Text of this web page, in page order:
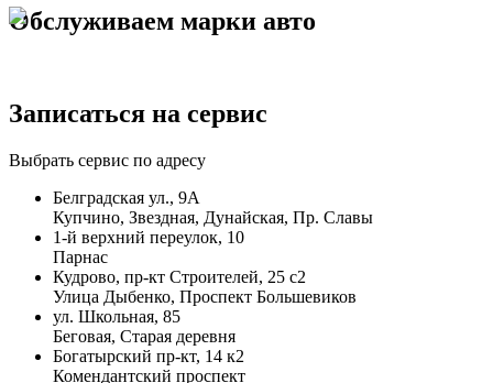
Обслуживаем марки авто
Записаться на сервис
Выбрать сервис по адресу
Белградская ул., 9А
Купчино, Звездная, Дунайская, Пр. Славы
1-й верхний переулок, 10
Парнас
Кудрово, пр-кт Строителей, 25 с2
Улица Дыбенко, Проспект Большевиков
ул. Школьная, 85
Беговая, Старая деревня
Богатырский пр-кт, 14 к2
Комендантский проспект